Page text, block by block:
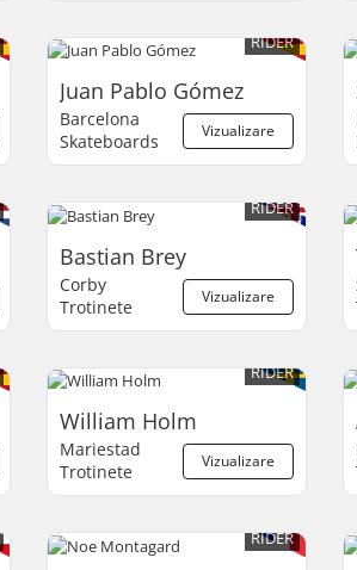
RIDER
Juan Pablo Gómez
Vizualizare
Barcelona
Skateboards
RIDER
Bastian Brey
Vizualizare
Corby
Trotinete
RIDER
William Holm
Vizualizare
Mariestad
Trotinete
RIDER